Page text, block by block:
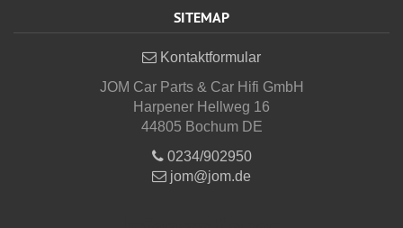
SITEMAP
Kontaktformular
JOM Car Parts & Car Hifi GmbH
Harpener Hellweg 16
44805 Bochum DE
0234/902950
jom@jom.de